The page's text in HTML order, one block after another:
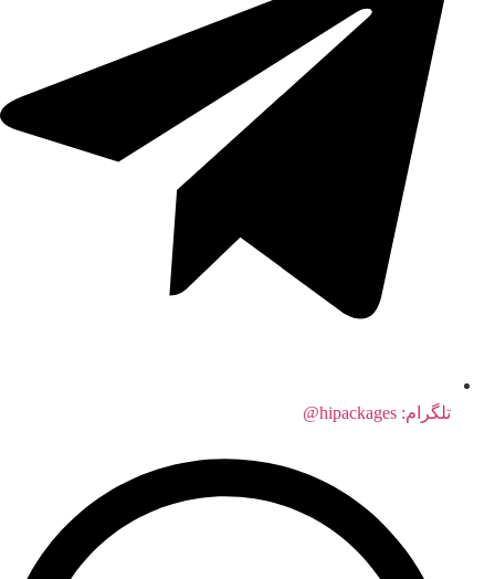
تلگرام: hipackages@